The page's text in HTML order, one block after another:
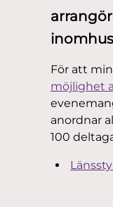
För att
möjlighet
anordnar
100